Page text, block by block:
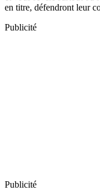
en titre, défendront leur
Publicité
Publicité